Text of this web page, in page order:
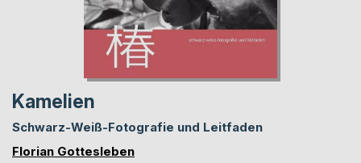
Kamelien
Schwarz-Weiß-Fotografie und Leitfaden
Florian Gottesleben